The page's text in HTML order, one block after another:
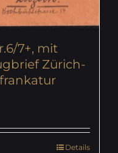
7+, mit
Zürich-
Details